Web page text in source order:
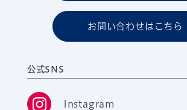
お問い合わせはこちら
公式SNS
Instagram